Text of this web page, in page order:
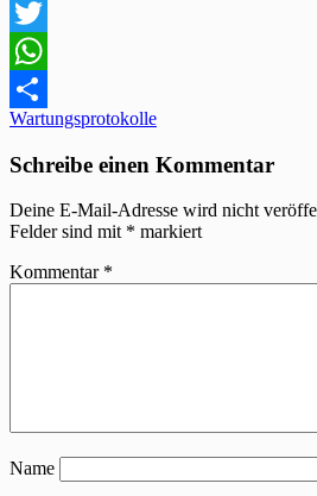
Facebook
Twitter
WhatsApp
Teilen
Beitragsnavigation
Wartungsprotokolle
Schreibe einen Kommentar
Deine E-Mail-Adresse wird nicht
Felder sind mit * markiert
Kommentar *
Name